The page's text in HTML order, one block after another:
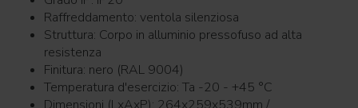
Raffreddamento: ventola silenziosa
Struttura: Corpo in alluminio pressofuso ad alta
resistenza
Finitura: nero (RAL 9004)
Temperatura d'esercizio: Ta -20 - +45 °C